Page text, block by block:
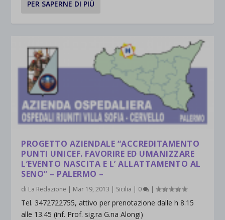
PER SAPERNE DI PIÙ
PROGETTO AZIENDALE “ACCREDITAMENTO
PUNTI UNICEF. FAVORIRE ED UMANIZZARE
L’EVENTO NASCITA E L’ ALLATTAMENTO AL
SENO” – PALERMO –
di La Redazione | Mar 19, 2013 | Sicilia | 0 |
Tel. 3472722755, attivo per prenotazione dalle h 8.15
alle 13.45 (inf. Prof. sig.ra G.na Alongi)